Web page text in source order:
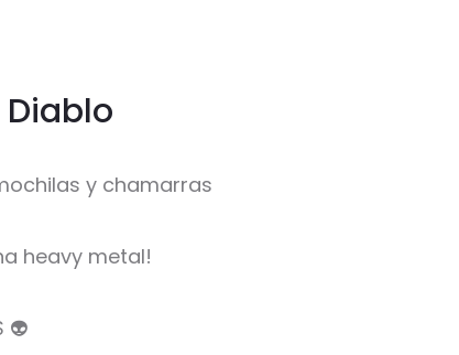
Diablo
y chamarras
heavy metal!
👽